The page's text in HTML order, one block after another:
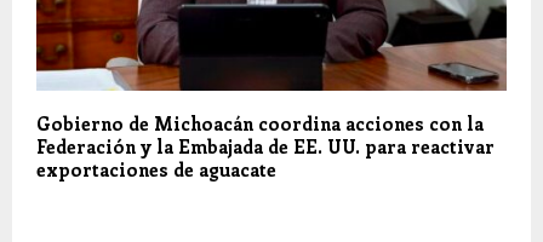
Gobierno de Michoacán coordina acciones con la
Federación y la Embajada de EE. UU. para reactivar
exportaciones de aguacate